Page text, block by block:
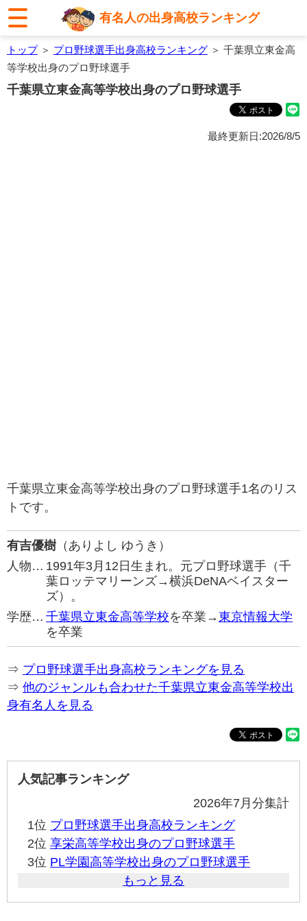
有名人の出身高校ランキング
トップ＞ プロ野球選手出身高校ランキング ＞ 千葉県立東金高
等学校出身のプロ野球選手
千葉県立東金高等学校出身のプロ野球選手
最終更新日:2026/8/5
千葉県立東金高等学校出身のプロ野球選手1名のリス
トです。
有吉優樹（ありよし ゆうき）
人物… 1991年3月12日生まれ。元プロ野球選手（千
葉ロッテマリーンズ→横浜DeNAベイスター
ズ）。
学歴… 千葉県立東金高等学校を卒業→東京情報大学
を卒業
⇒ プロ野球選手出身高校ランキングを見る
⇒ 他のジャンルも合わせた千葉県立東金高等学校出
身有名人を見る
人気記事ランキング
2026年7月分集計
1位 プロ野球選手出身高校ランキング
2位 享栄高等学校出身のプロ野球選手
3位 PL学園高等学校出身のプロ野球選手
もっと見る